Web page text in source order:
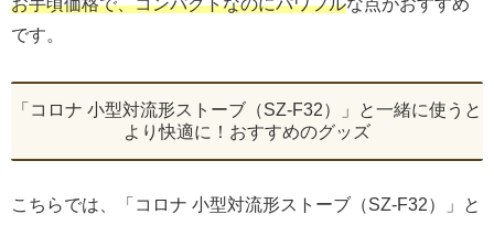
です。
「コロナ 小型対流形ストーブ（SZ-F32）」と一緒に使うと
より快適に！おすすめのグッズ
こちらでは、「コロナ 小型対流形ストーブ（SZ-F32）」と